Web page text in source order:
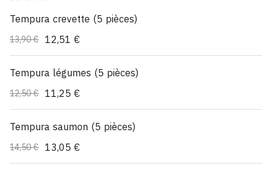
Tempura crevette (5 pièces)
13,90 € 12,51 €
Tempura légumes (5 pièces)
12,50 € 11,25 €
Tempura saumon (5 pièces)
14,50 € 13,05 €